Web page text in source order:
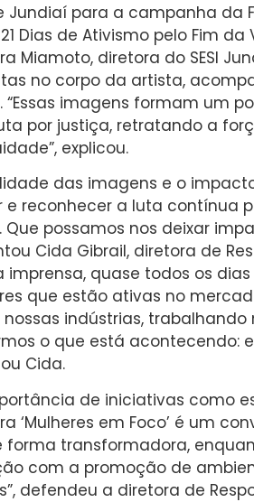
para a campanha da
Dias de Ativismo pelo Fim da
Miamoto, diretora do SESI
no corpo da artista,
imagens formam um
por justiça, retratando a
explicou.
das imagens e o
reconhecer a luta contínua
possamos nos deixar
Cida Gibrail, diretora de
imprensa, quase todos os
que estão ativas no
indústrias,
o que está acontecendo:
Cida.
de iniciativas como
‘Mulheres em Foco’ é um
forma transformadora,
com a promoção de
defendeu a diretora de